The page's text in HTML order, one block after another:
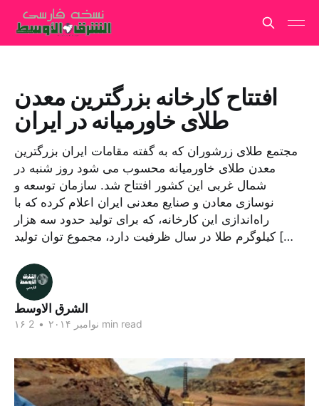
افتتاح کارخانه بزرگترین معدن
طلای خاورمیانه در ایران
مجتمع طلای زرشوران که به گفته مقامات ایران بزرگترین
معدن طلای خاورمیانه محسوب می شود روز شنبه در
شمال غربی این کشور افتتاح شد. سازمان توسعه و
نوسازی معادن و صنایع معدنی ایران اعلام کرده که با
راه‌اندازی این کارخانه، که برای تولید حدود سه هزار
کیلوگرم طلا در سال ظرفیت دارد، مجموع توان تولید […
الشرق الاوسط
۱۶ نوامبر ۲۰۱۴ • 2 min read